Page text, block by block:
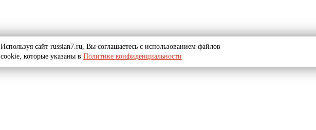
Используя сайт russian7.ru, Вы соглашаетесь с использованием файлов
cookie, которые указаны в Политике конфиденциальности